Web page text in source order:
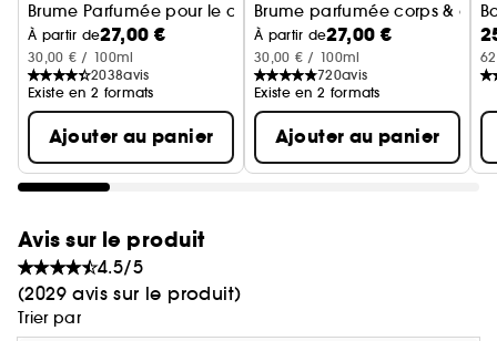
Brume Parfumée pour le corps et les cheveux
À partir de27,00 €
30,00 € / 100ml
2038avis
Existe en 2 formats
Ajouter au panier
Brume parfumée corps &
À partir de27,00 €
30,00 € / 100ml
720avis
Existe en 2 formats
Ajouter au panier
Avis sur le produit
4.5/5
(2029 avis sur le produit)
Trier par